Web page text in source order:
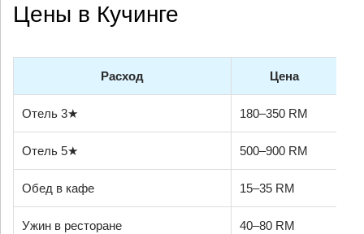
Цены в Кучинге
Расход Цена
Отель 3★ 180–350 RM
Отель 5★ 500–900 RM
Обед в кафе 15–35 RM
Ужин в ресторане 40–80 RM